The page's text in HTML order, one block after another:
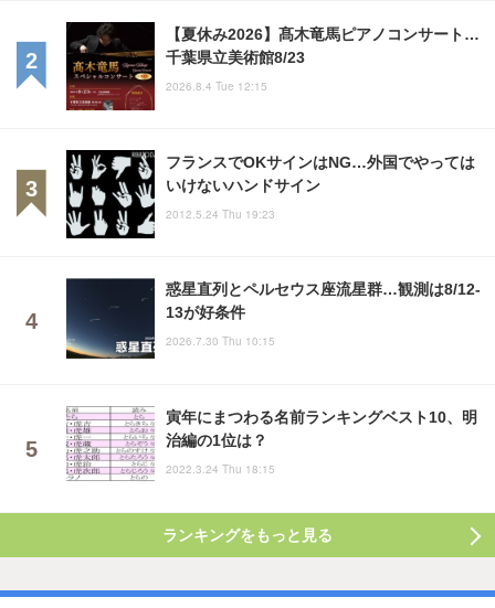
【夏休み2026】髙木竜馬ピアノコンサート…
千葉県立美術館8/23
2026.8.4 Tue 12:15
フランスでOKサインはNG…外国でやっては
いけないハンドサイン
2012.5.24 Thu 19:23
惑星直列とペルセウス座流星群…観測は8/12-
13が好条件
2026.7.30 Thu 10:15
寅年にまつわる名前ランキングベスト10、明
治編の1位は？
2022.3.24 Thu 18:15
ランキングをもっと見る